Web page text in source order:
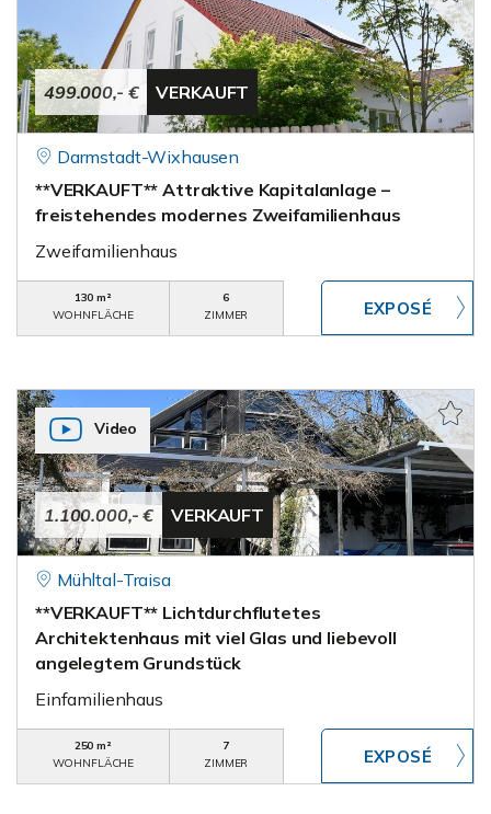
499.000,- € VERKAUFT
Darmstadt-Wixhausen
**VERKAUFT** Attraktive Kapitalanlage –
freistehendes modernes Zweifamilienhaus
Zweifamilienhaus
130 m²
WOHNFLÄCHE
6
ZIMMER
1.100.000,- € VERKAUFT
Video
Mühltal-Traisa
**VERKAUFT** Lichtdurchflutetes
Architektenhaus mit viel Glas und liebevoll
angelegtem Grundstück
Einfamilienhaus
250 m²
WOHNFLÄCHE
7
ZIMMER